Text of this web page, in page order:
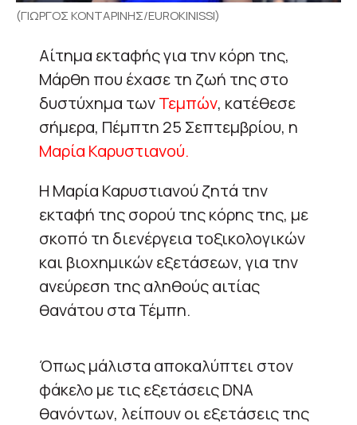
(ΓΙΩΡΓΟΣ ΚΟΝΤΑΡΙΝΗΣ/EUROKINISSI)
Αίτημα εκταφής για την κόρη της,
Μάρθη που έχασε τη ζωή της στο
δυστύχημα τωνΤεμπών, κατέθεσε
σήμερα, Πέμπτη 25 Σεπτεμβρίου, η
Μαρία Καρυστιανού.
Η Μαρία Καρυστιανού ζητά την
εκταφή της σορού της κόρης της, με
σκοπό τη διενέργεια τοξικολογικών
και βιοχημικών εξετάσεων, για την
ανεύρεση της αληθούς αιτίας
θανάτου στα Τέμπη.
Όπως μάλιστα αποκαλύπτει στον
φάκελο με τις εξετάσεις DNA
θανόντων, λείπουν οι εξετάσεις της